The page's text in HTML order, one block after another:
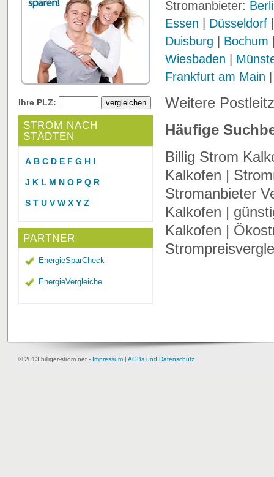
Ihre PLZ:
STROM NACH
STÄDTEN
A B C D E F G H I
J K L M N O P Q R
S T U V W X Y Z
PARTNER
EnergieSparCheck
EnergieVergleiche
Stromanbieter:
Essen
Düsseldorf
Duisburg
Bochum
Wiesbaden
Frankfurt am Main
Weitere
Häufige
Billig Strom
Kalkofen |
Stromanbieter
Kalkofen |
Kalkofen |
© 2013 billiger-strom.net - Impressum | AGBs und Datenschutz